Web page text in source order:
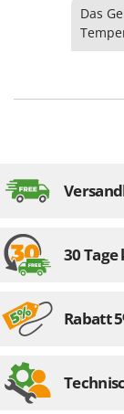
Das
30
Rabatt